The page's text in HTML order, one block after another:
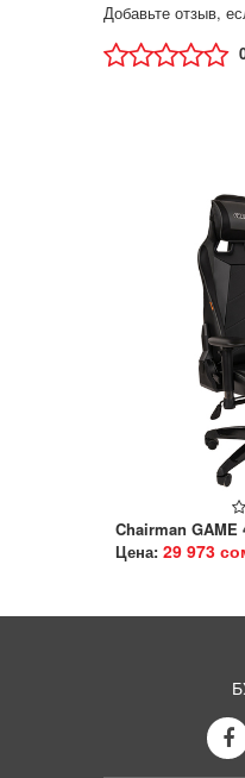
Добавьте отзыв,
Chairman GAME
Цена: 29 973